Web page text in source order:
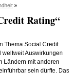
»
Rating“
Thema Social Credit
weltweit Auswirkungen
Ländern mit anderen
sein dürfte. Das